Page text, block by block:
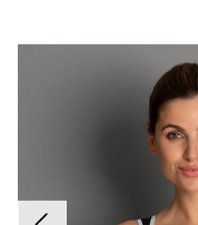
Bildergalerie überspringen